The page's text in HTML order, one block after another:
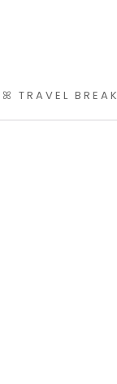
ꕤ TRAVEL BREAK